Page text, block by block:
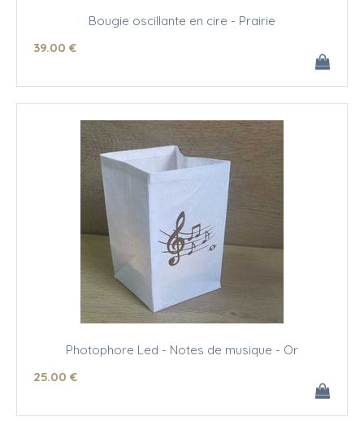
Bougie oscillante en cire - Prairie
39.00 €
Photophore Led - Notes de musique - Or
25.00 €